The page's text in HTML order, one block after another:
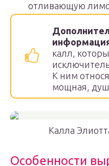
отливающую
калл,
К ним
мощная,
Калла
Особенности